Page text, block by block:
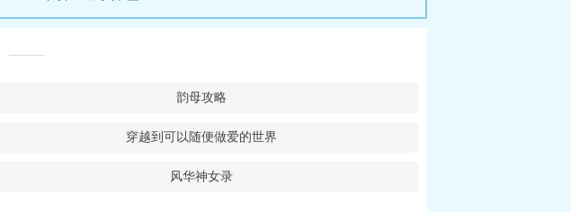
韵母攻略
穿越到可以随便做爱的世界
风华神女录